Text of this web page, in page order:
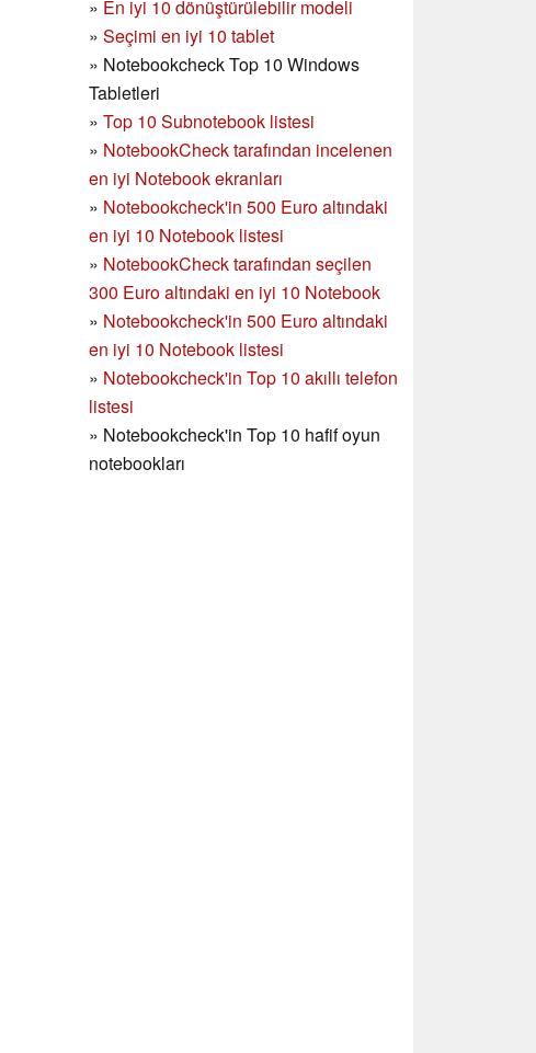
» En iyi 10 dönüştürülebilir modeli
» Seçimi en iyi 10 tablet
» Notebookcheck Top 10 Windows
Tabletleri
» Top 10 Subnotebook listesi
» NotebookCheck tarafından incelenen
en iyi Notebook ekranları
» Notebookcheck'in 500 Euro altındaki
en iyi 10 Notebook listesi
» NotebookCheck tarafından seçilen
300 Euro altındaki en iyi 10 Notebook
» Notebookcheck'in 500 Euro altındaki
en iyi 10 Notebook listesi
» Notebookcheck'in Top 10 akıllı telefon
listesi
» Notebookcheck'in Top 10 hafif oyun
notebookları